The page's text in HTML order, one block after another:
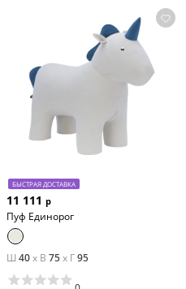
БЫСТРАЯ ДОСТАВКА
11 111 р
Пуф Единорог
Ш 40x В 75x Г95